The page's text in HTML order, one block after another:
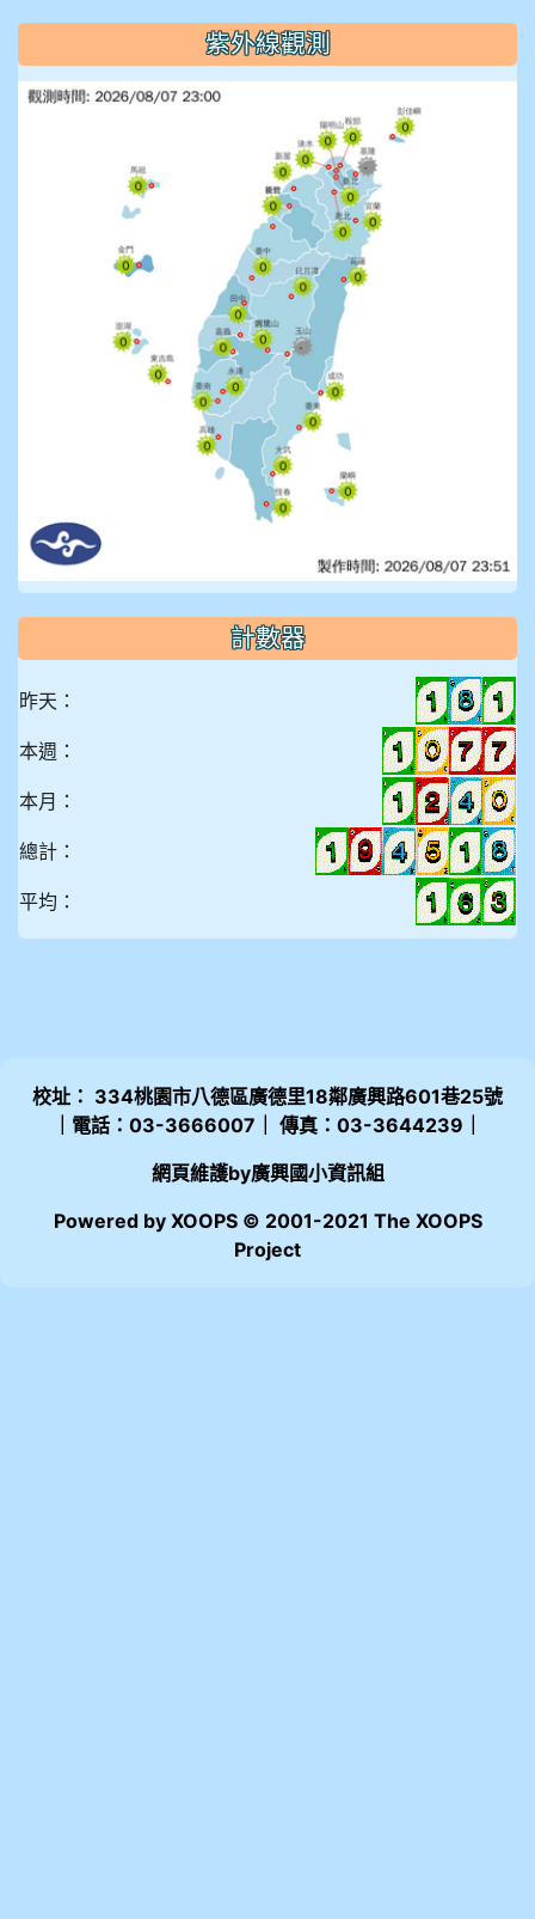
紫外線觀測
計數器
昨天：
本週：
本月：
總計：
平均：
校址： 334桃園市八德區廣德里18鄰廣興路601巷25號
｜電話：03-3666007｜ 傳真：03-3644239｜
網頁維護by廣興國小資訊組
Powered by XOOPS © 2001-2021 The XOOPS
Project